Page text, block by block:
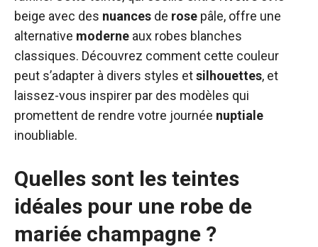
beige avec des nuances de rose pâle, offre une
alternative moderne aux robes blanches
classiques. Découvrez comment cette couleur
peut s’adapter à divers styles etsilhouettes, et
laissez-vous inspirer par des modèles qui
promettent de rendre votre journée nuptiale
inoubliable.
Quelles sont les teintes
idéales pour une robe de
mariée champagne ?